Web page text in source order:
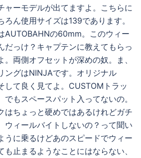
ャーモデルが出てますよ。こちらに
ん使用サイズは139であります。
AUTOBAHNの60mm。このウィー
だっけ？キャプテンに教えてもらっ
両側オフセットが深めの奴。ま、
ングはNINJAです。オリジナル
して良く見てよ。CUSTOMトラッ
もスペースパット入ってないの。
はちょっと硬めではあるけれどガチ
ウィールバイトしないの？って聞い
うに乗るけどあのスピードでウィー
も止まるようなことにはならない、